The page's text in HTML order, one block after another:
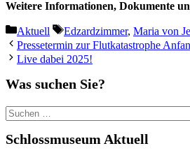
Weitere Informationen, Dokumente
Kategorien
Aktuell Schlagwörter
Edzardzimmer, Maria von
Pressetermin zur Flutkatastrophe
Live dabei 2025!
Was suchen Sie?
Suchen
nach:
Schlossmuseum Aktuell